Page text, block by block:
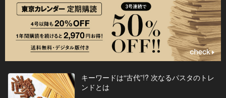
キーワードは“古代”!? 次なるパスタのトレ
ンドとは